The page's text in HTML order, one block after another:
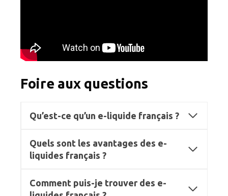
Foire aux questions
Qu’est-ce qu’un e-liquide français ?
Quels sont les avantages des e-
liquides français ?
Comment puis-je trouver des e-